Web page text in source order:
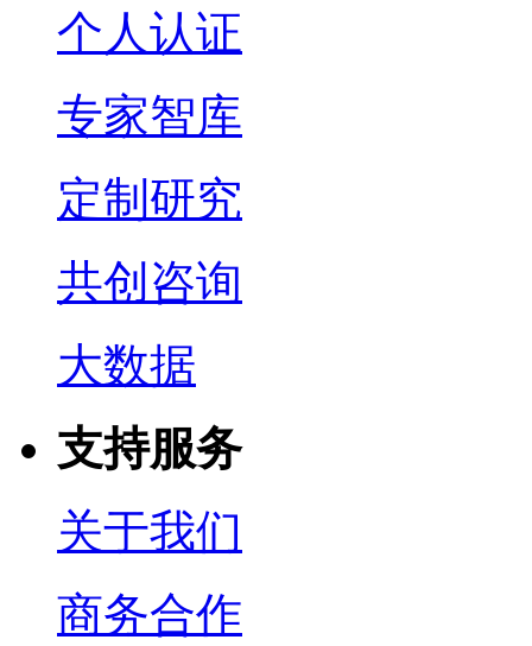
个人认证
专家智库
定制研究
共创咨询
大数据
支持服务
关于我们
商务合作